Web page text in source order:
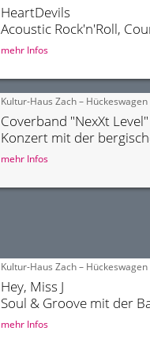
HeartDevils
Acoustic Rock'n'Roll,
mehr Infos
Kultur-Haus Zach – Hückeswagen
Coverband "NexXt Level"
Konzert mit der
mehr Infos
Kultur-Haus Zach – Hückeswagen
Hey, Miss J
Soul & Groove mit der
mehr Infos